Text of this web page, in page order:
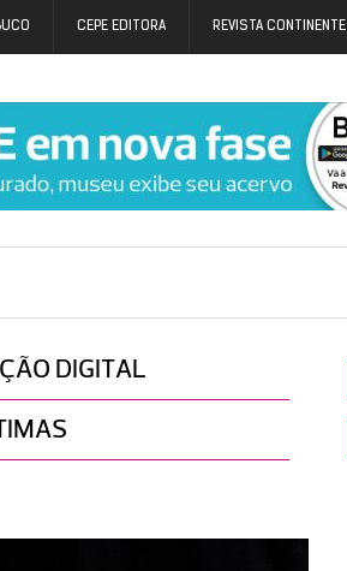
CEPE EDITORA REVISTA CONTINENTE
DIGITAL